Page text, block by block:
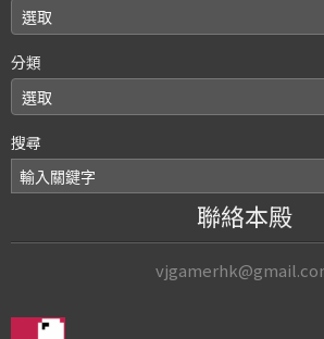
分類
搜尋
聯絡本殿